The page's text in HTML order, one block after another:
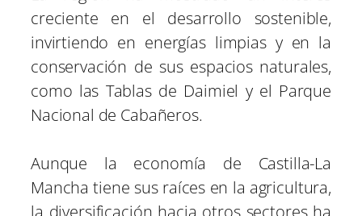
creciente en el desarrollo sostenible,
invirtiendo en energías limpias y en la
conservación de sus espacios naturales,
como las Tablas de Daimiel y el Parque
Nacional de Cabañeros.
Aunque la economía de Castilla-La
Mancha tiene sus raíces en la agricultura,